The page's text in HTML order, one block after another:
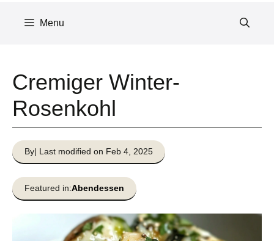
Menu
Cremiger Winter-
Rosenkohl
By| Last modified on Feb 4, 2025
Featured in:Abendessen